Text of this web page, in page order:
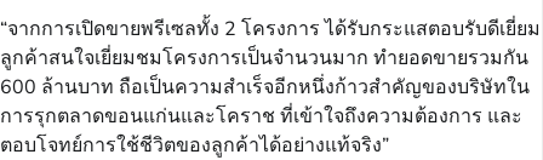
“จากการเปิดขายพรีเซลทั้ง 2 โครงการ ได้รับกระแสตอบรับดีเยี่ยม
ลูกค้าสนใจเยี่ยมชมโครงการเป็นจำนวนมาก ทำยอดขายรวมกัน
600 ล้านบาท ถือเป็นความสำเร็จอีกหนึ่งก้าวสำคัญของบริษัทใน
การรุกตลาดขอนแก่นและโคราช ที่เข้าใจถึงความต้องการ และ
ตอบโจทย์การใช้ชีวิตของลูกค้าได้อย่างแท้จริง”